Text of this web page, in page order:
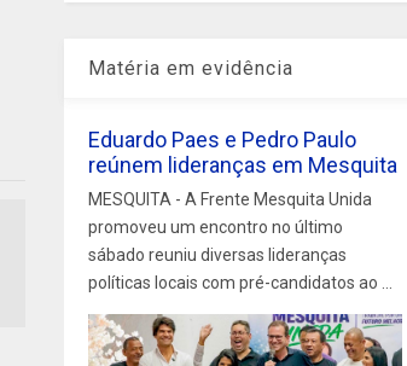
Matéria em evidência
Eduardo Paes e Pedro Paulo
reúnem lideranças em Mesquita
MESQUITA - A Frente Mesquita Unida
promoveu um encontro no último
sábado reuniu diversas lideranças
políticas locais com pré-candidatos ao ...